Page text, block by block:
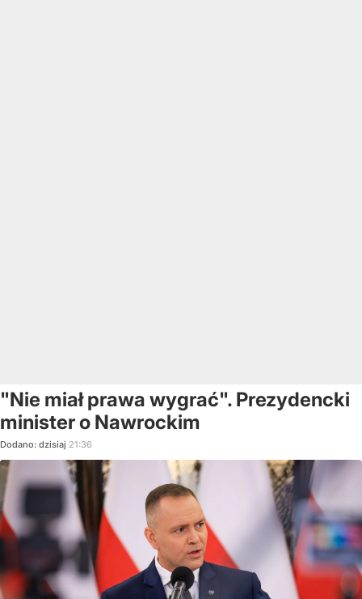
"Nie miał prawa wygrać". Prezydencki
minister o Nawrockim
Dodano: dzisiaj 21:36